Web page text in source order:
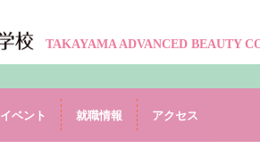
TAKAYAMA ADVANCED BEAUTY
イベント 就職情報 アクセス